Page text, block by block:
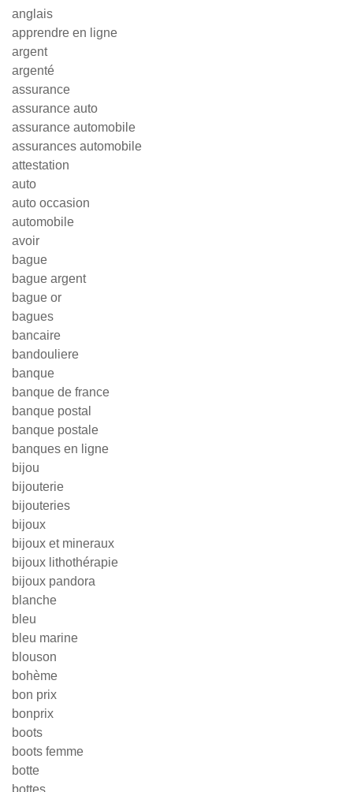
anglais
apprendre en ligne
argent
argenté
assurance
assurance auto
assurance automobile
assurances automobile
attestation
auto
auto occasion
automobile
avoir
bague
bague argent
bague or
bagues
bancaire
bandouliere
banque
banque de france
banque postal
banque postale
banques en ligne
bijou
bijouterie
bijouteries
bijoux
bijoux et mineraux
bijoux lithothérapie
bijoux pandora
blanche
bleu
bleu marine
blouson
bohème
bon prix
bonprix
boots
boots femme
botte
bottes